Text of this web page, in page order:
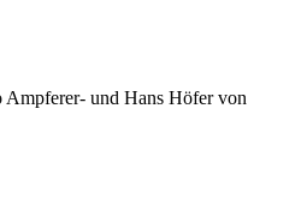
Ampferer- und Hans Höfer von